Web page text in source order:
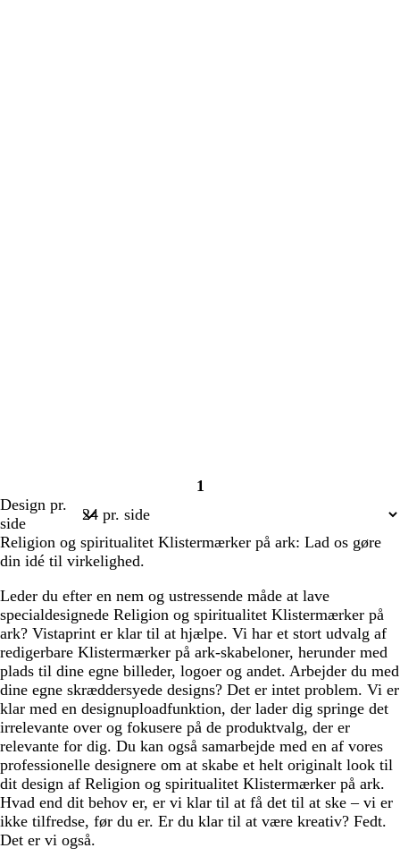
Side
1
Design pr.
side
Religion og spiritualitet Klistermærker på ark: Lad os gøre
din idé til virkelighed.
Leder du efter en nem og ustressende måde at lave
specialdesignede Religion og spiritualitet Klistermærker på
ark? Vistaprint er klar til at hjælpe. Vi har et stort udvalg af
redigerbare Klistermærker på ark-skabeloner, herunder med
plads til dine egne billeder, logoer og andet. Arbejder du med
dine egne skræddersyede designs? Det er intet problem. Vi er
klar med en designuploadfunktion, der lader dig springe det
irrelevante over og fokusere på de produktvalg, der er
relevante for dig. Du kan også samarbejde med en af vores
professionelle designere om at skabe et helt originalt look til
dit design af Religion og spiritualitet Klistermærker på ark.
Hvad end dit behov er, er vi klar til at få det til at ske – vi er
ikke tilfredse, før du er. Er du klar til at være kreativ? Fedt.
Det er vi også.